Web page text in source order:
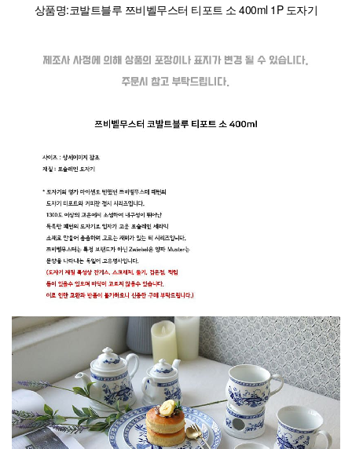
상품명:코발트블루 쯔비벨무스터 티포트 소 400ml 1P 도자기